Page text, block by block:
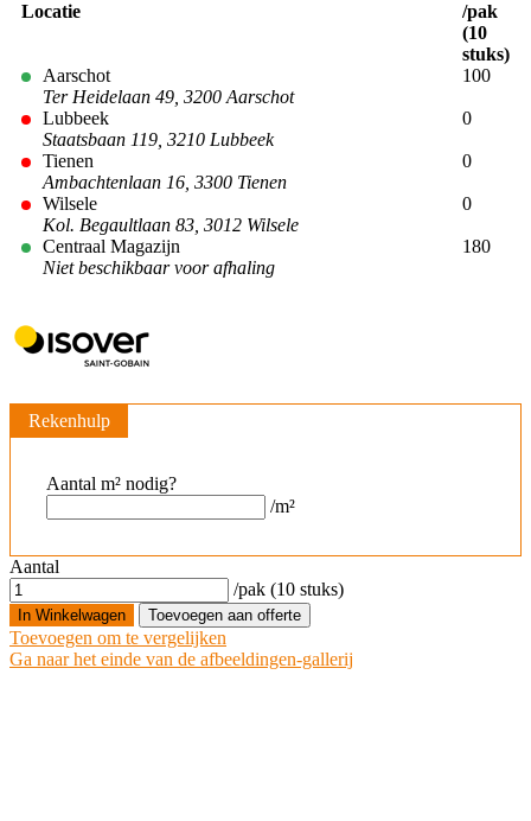
Locatie
/pak
(10
stuks)
Aarschot
Ter Heidelaan 49, 3200 Aarschot
100
Lubbeek
Staatsbaan 119, 3210 Lubbeek
0
Tienen
Ambachtenlaan 16, 3300 Tienen
0
Wilsele
Kol. Begaultlaan 83, 3012 Wilsele
0
Centraal Magazijn
Niet beschikbaar voor afhaling
180
Rekenhulp
Aantal m² nodig?
/m²
Aantal
/pak (10 stuks)
In Winkelwagen Toevoegen aan offerte
Toevoegen om te vergelijken
Ga naar het einde van de afbeeldingen-gallerij